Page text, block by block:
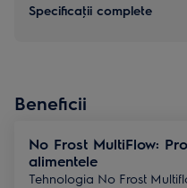
Specificaţii complete
Beneficii
No Frost MultiFlow:
alimentele
Tehnologia No Frost